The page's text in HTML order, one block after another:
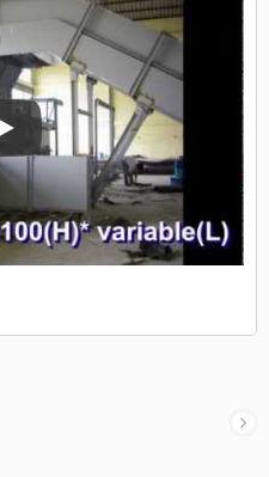
Máquina de Enfardamento